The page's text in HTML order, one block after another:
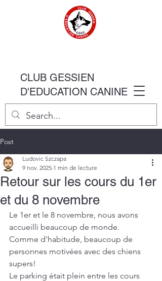
CLUB GESSIEN
D'EDUCATION CANINE
Post
Retour sur les cours du 1er
et du 8 novembre
Ludovic Szczapa
9 nov. 2025 1 min de lecture
Le 1er et le 8 novembre, nous avons
accueilli beaucoup de monde.
Comme d'habitude, beaucoup de
personnes motivées avec des chiens
supers!
Le parking était plein entre les cours